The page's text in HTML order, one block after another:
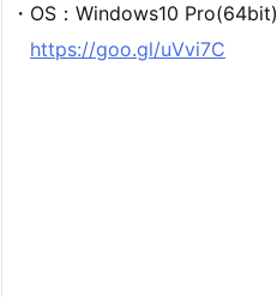
・OS：Windows10 Pro(64bit)
https://goo.gl/uVvi7C